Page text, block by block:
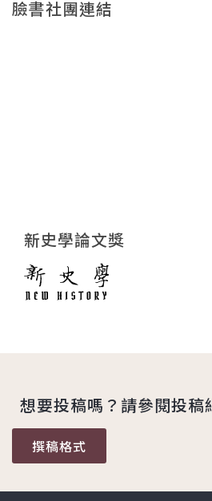
臉書社團連結
新史學論文獎
想要投稿嗎？請參閱投
撰稿格式